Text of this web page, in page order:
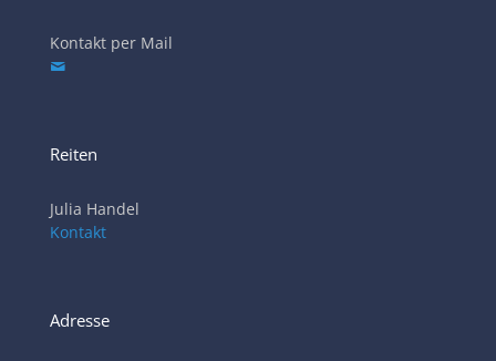
Kontakt per Mail
Reiten
Julia Handel
Kontakt
Adresse